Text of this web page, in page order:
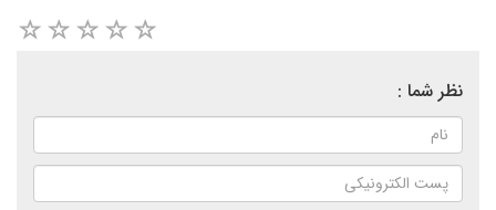
نظر شما :